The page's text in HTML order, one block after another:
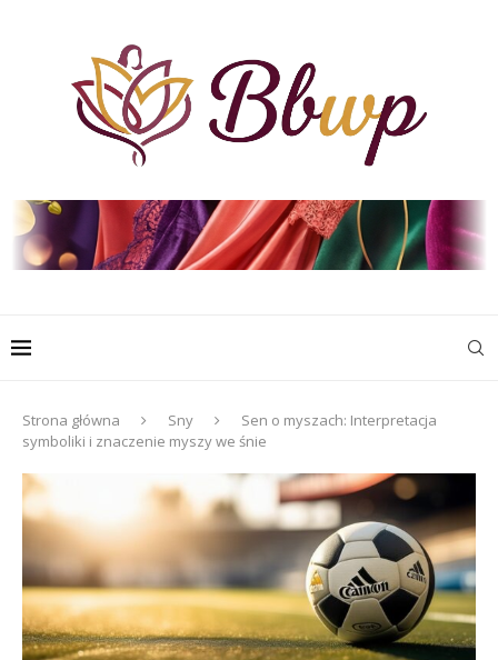
Strona główna Sny
Sen o myszach: Interpretacja
symboliki i znaczenie myszy we śnie